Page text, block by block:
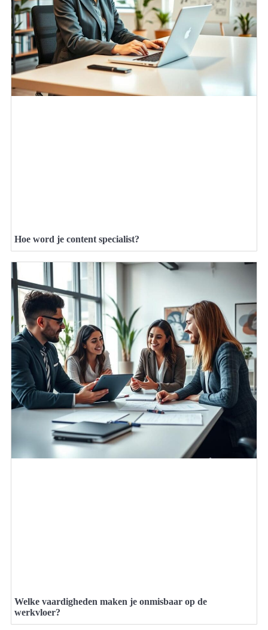
Hoe word je content specialist?
Welke vaardigheden maken je onmisbaar op de
werkvloer?